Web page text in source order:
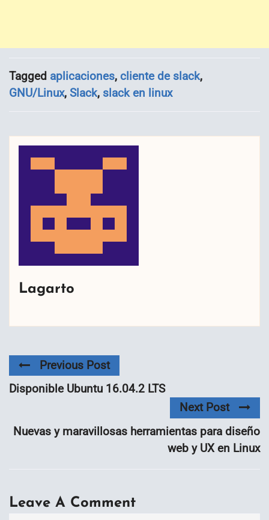
Tagged aplicaciones, cliente de slack,
GNU/Linux, Slack, slack en linux
Lagarto
Previous Post
Disponible Ubuntu 16.04.2 LTS
Next Post
Nuevas y maravillosas herramientas para diseño
web y UX en Linux
Leave A Comment